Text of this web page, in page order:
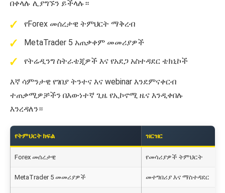
በቀላሉ ሊያግኙን ይችላሉ።
የForex መሰረታዊ ትምህርት ማቅረብ
MetaTrader 5 አጠቃቀም መመሪያዎች
የትሬዲንግ ስትራቴጂዎች እና የአደጋ አስተዳደር ቴክኒኮች
እኛ ሳምንታዊ የገበያ ትንተና እና webinar እንደምናቀርብ
ተጠቃሚዎቻችን በእውነተኛ ጊዜ የኢኮኖሚ ዜና እንዲቀበሉ
እንረዳለን።
የትምህርት ክፍል ዝርዝር
Forex መሰረታዊ የመሳሪያዎች ትምህርት
MetaTrader 5 መመሪያዎች መተግበሪያ እና ማስተዳደር